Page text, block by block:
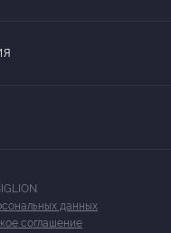
данных
соглашение